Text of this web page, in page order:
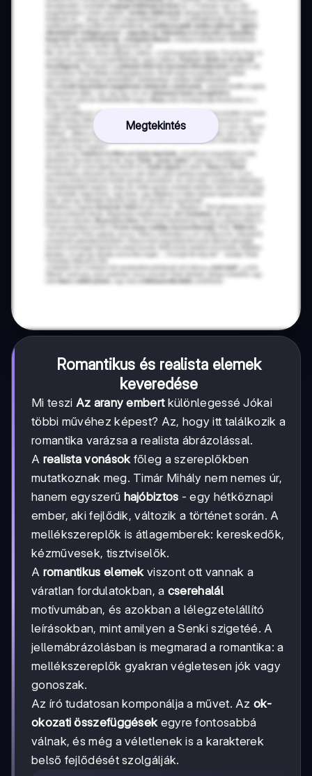
Megtekintés
Romantikus és realista elemek
keveredése
Mi teszi Az arany embertkülönlegessé Jókai
többi művéhez képest? Az, hogy itt találkozik a
romantika varázsa a realista ábrázolással.
A realista vonásokfőleg a szereplőkben
mutatkoznak meg. Timár Mihály nem nemes úr,
hanem egyszerű hajóbiztos - egy hétköznapi
ember, aki fejlődik, változik a történet során. A
mellékszereplők is átlagemberek: kereskedők,
kézművesek, tisztviselők.
A romantikus elemekviszont ott vannak a
váratlan fordulatokban, a cserehalál
motívumában, és azokban a lélegzetelállító
leírásokban, mint amilyen a Senki szigetéé. A
jellemábrázolásban is megmarad a romantika: a
mellékszereplők gyakran végletesen jók vagy
gonoszak.
Az író tudatosan komponálja a művet. Az ok-
okozati összefüggésekegyre fontosabbá
válnak, és még a véletlenek is a karakterek
belső fejlődését szolgálják.